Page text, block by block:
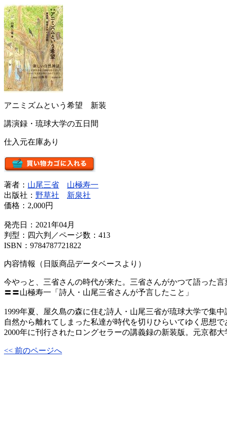
アニミズムという希望 新装
講演録・琉球大学の五日間
仕入元在庫あり
著者： 山尾三省
山極寿一
出版社： 野草社
新泉社
価格： 2,000円
発売日：2021年04月
判型：四六判／ページ数：413
ISBN：9784787721822
内容情報（日販商品データベースより）
今やっと、三省さんの時代が来た。三省さんがかつて語った
〓〓山極寿一「詩人・山尾三省さんが予言したこと」
1999年夏、屋久島の森に住む詩人・山尾三省が琉球大学で集
自然から離れてしまった私達が時代を切りひらいてゆく思想で
2000年に刊行されたロングセラーの講義録の新装版。元京都
<< 前のページへ